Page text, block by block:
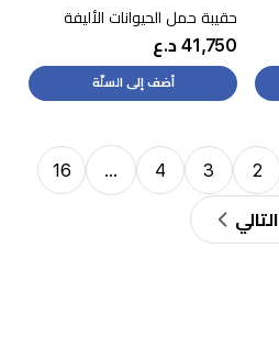
حقيبة حمل الحيوانات الأليفة
41,750 د.ع
أضف إلى السلّة
2
3
4
…
16
التالي